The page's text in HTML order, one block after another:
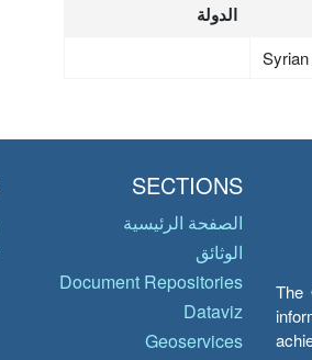
الدولة
The
SECTIONS
الصفحة الرئيسية
الوثائق
Document Repositories
Dataviz
Geoservices